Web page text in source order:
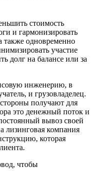
стоимость
и гармонизировать
также одновременно
участие
долг на балансе или за
инженерию, в
и грузовладелец.
стороны получают для
это денежный поток и
вывоз своей
лизинговая компания
которая
чтобы